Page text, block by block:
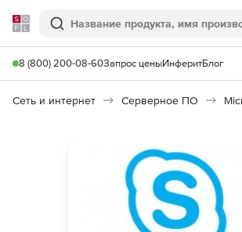
Softline
Поиск
8 (800) 200-08-60Запрос ценыИнферитБлог
Сеть и интернет Серверное ПО